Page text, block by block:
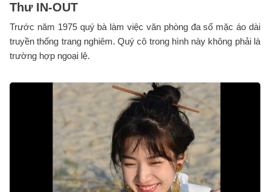
Thư IN-OUT
Trước năm 1975 quý bà làm việc văn phòng đa số mặc áo dài
truyền thống trang nghiêm. Quý cô trong hình này không phải là
trường hợp ngoại lệ.